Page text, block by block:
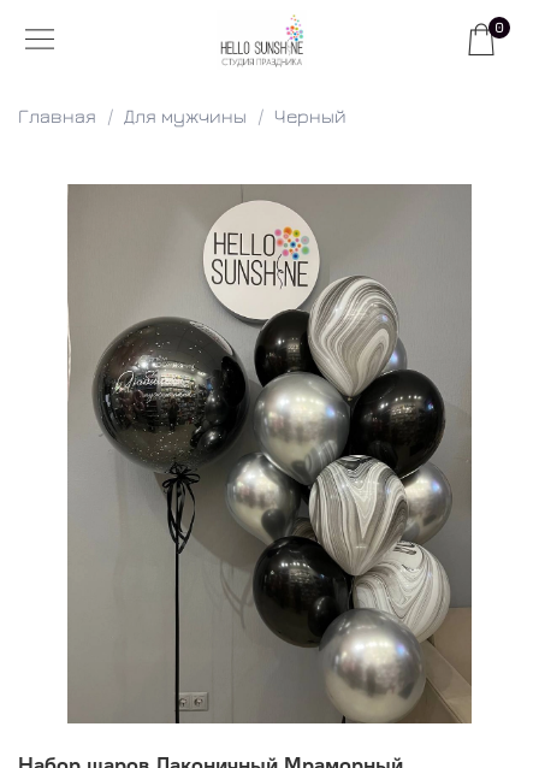
0
Главная Для мужчины Черный